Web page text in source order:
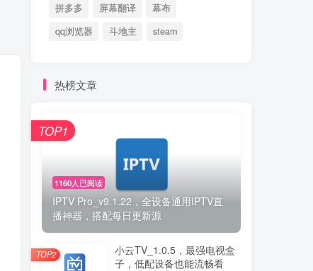
拼多多
屏幕翻译
幕布
qq浏览器
斗地主 steam
热榜文章
1160人已阅读
IPTV Pro_v9.1.22，全设备通用IPTV直
播神器，搭配每日更新源
TOP1
小云TV_1.0.5，最强电视盒
子，低配设备也能流畅看
TOP2